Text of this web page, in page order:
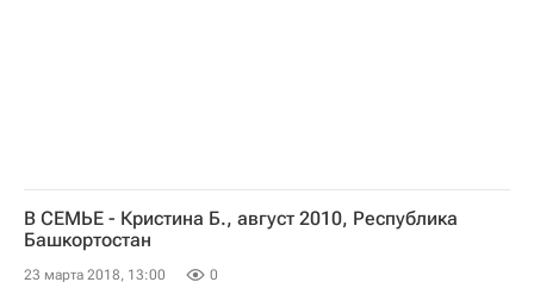
В СЕМЬЕ - Кристина Б., август 2010, Республика
Башкортостан
23 марта 2018, 13:00 0